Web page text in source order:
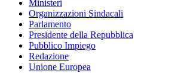
Ministeri
Organizzazioni Sindacali
Parlamento
Presidente della Repubblica
Pubblico Impiego
Redazione
Unione Europea